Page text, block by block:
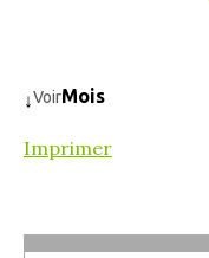
↓VoirMois
Imprimer